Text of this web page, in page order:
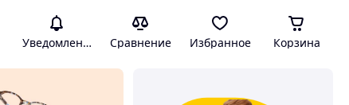
Уведомления Сравнение Избранное Корзина